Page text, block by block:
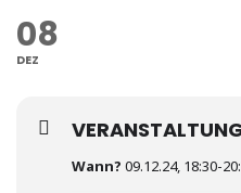
08
DEZ
Wann? 09.12.24, 18:30-